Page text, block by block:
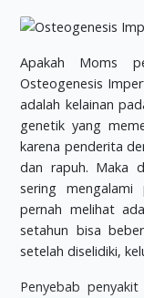
Apakah Moms
Osteogenesis
adalah kelainan
genetik yang
karena penderita
dan rapuh. Maka
sering
pernah melihat
setahun bisa
setelah diselidiki,
Penyebab